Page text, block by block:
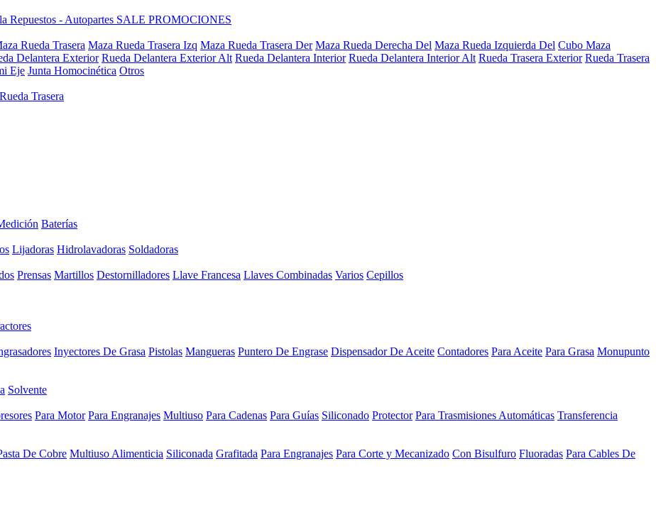
Repuestos - Autopartes SALE PROMOCIONES
Rueda Trasera Maza Rueda Trasera Izq Maza Rueda Trasera Der Maza Rueda Derecha Del Maza Rueda Izquierda Del Cubo Maza
Delantera Exterior Rueda Delantera Exterior Alt Rueda Delantera Interior Rueda Delantera Interior Alt Rueda Trasera Exterior Rueda Trasera
Eje Junta Homocinética Otros
Trasera
Baterías
Lijadoras Hidrolavadoras Soldadoras
Prensas Martillos Destornilladores Llave Francesa Llaves Combinadas Varios Cepillos
Inyectores De Grasa Pistolas Mangueras Puntero De Engrase Dispensador De Aceite Contadores Para Aceite Para Grasa Monupunto
Solvente
Para Motor Para Engranajes Multiuso Para Cadenas Para Guías Siliconado Protector Para Trasmisiones Automáticas Transferencia
De Cobre Multiuso Alimenticia Siliconada Grafitada Para Engranajes Para Corte y Mecanizado Con Bisulfuro Fluoradas Para Cables De